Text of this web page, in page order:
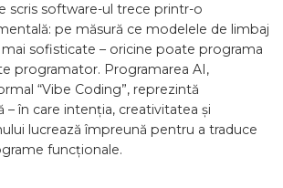
scris software-ul trece printr-o
pe măsură ce modelele de limbaj
sofisticate – oricine poate programa
programator. Programarea AI,
“Vibe Coding”, reprezintă
– în care intenția, creativitatea și
lucrează împreună pentru a traduce
funcționale.